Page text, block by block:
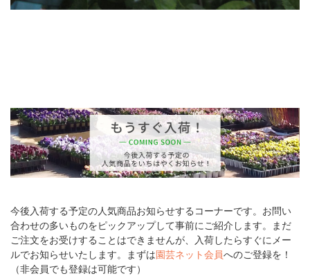
今後入荷する予定の人気商品お知らせするコーナーです。お問い
合わせの多いものをピックアップして事前にご紹介します。まだ
ご注文をお受けすることはできませんが、入荷したらすぐにメー
ルでお知らせいたします。まずは園芸ネット会員へのご登録を！
（非会員でも登録は可能です）